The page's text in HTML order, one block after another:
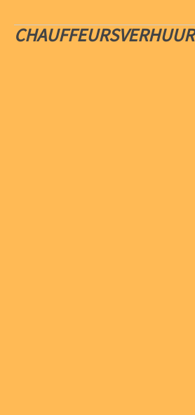
CHAUFFEURSVERHUUR